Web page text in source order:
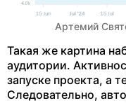
Артемий
Такая же картина
аудитории.
запуске проекта, а
Следовательно,